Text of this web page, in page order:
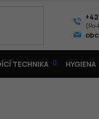
TECHNIKA HYGIENA